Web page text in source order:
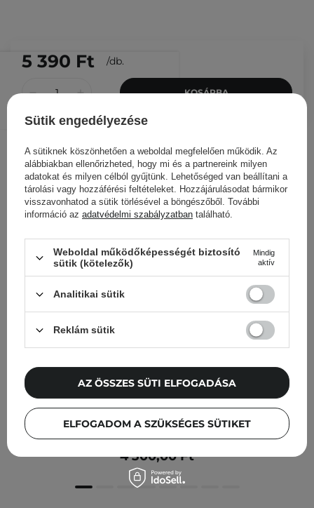
5 390 Ft /db.
KOSÁRBA
Más ügyfeleink ezeket is
nézegették
APLB - Kojic Acid Vitamin C Ampoule Serum -
Revitalizáló Arcszérum - 40ml
4 300,00 Ft
Sütik engedélyezése
A sütiknek köszönhetően a weboldal megfelelően működik. Az
alábbiakban ellenőrizheted, hogy mi és a partnereink milyen
adatokat és milyen célból gyűjtünk. Lehetőséged van beállítani a
tárolási vagy hozzáférési feltételeket. Hozzájárulásodat bármikor
visszavonhatod a sütik törlésével a böngészőből. További
információ az adatvédelmi szabályzatban található.
Weboldal működőképességét biztosító
sütik (kötelezők)
Mindig
aktív
Analitikai sütik
Reklám sütik
ELFOGADOM A SZÜKSÉGES SÜTIKET
AZ ÖSSZES SÜTI ELFOGADÁSA